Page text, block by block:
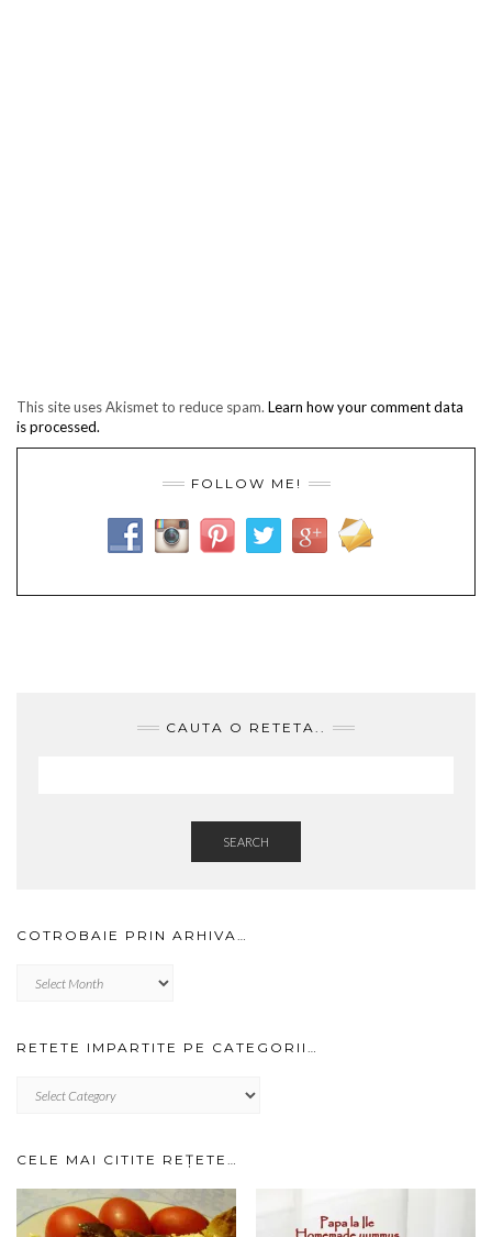
This site uses Akismet to reduce spam. Learn how your comment data
is processed.
FOLLOW ME!
CAUTA O RETETA..
SEARCH
COTROBAIE PRIN ARHIVA…
prin
RETETE IMPARTITE PE CATEGORII…
IMPARTITE
CELE MAI CITITE REȚETE…